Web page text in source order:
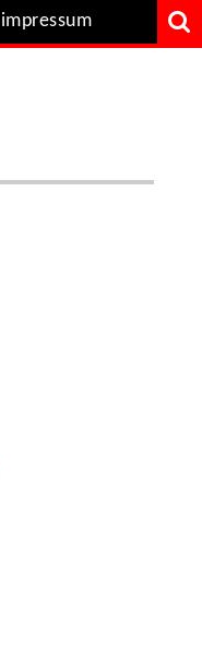
impressum